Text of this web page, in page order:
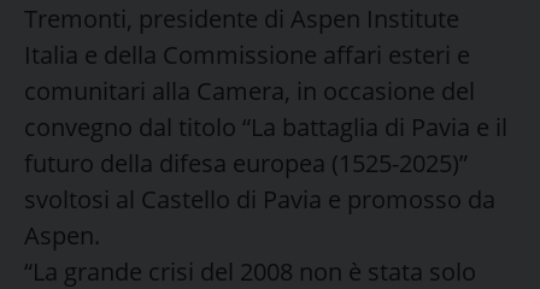
Tremonti, presidente di Aspen Institute
Italia e della Commissione affari esteri e
comunitari alla Camera, in occasione del
convegno dal titolo “La battaglia di Pavia e il
futuro della difesa europea (1525-2025)”
svoltosi al Castello di Pavia e promosso da
Aspen.
“La grande crisi del 2008 non è stata solo